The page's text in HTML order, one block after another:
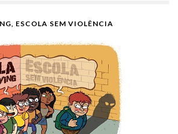
ESCOLA SEM VIOLÊNCIA